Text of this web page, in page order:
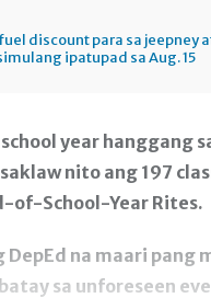
discount para sa jeepney
ipatupad sa Aug. 15
year hanggang
nito ang 197
of-School-Year Rites.
na maari pang
sa unforeseen